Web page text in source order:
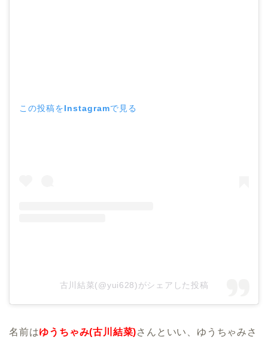
この投稿をInstagramで見る
古川結菜(@yui628)がシェアした投稿
名前はゆうちゃみ(古川結菜)さんといい、ゆうちゃみさ